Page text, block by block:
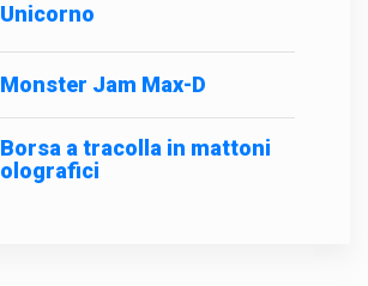
Unicorno
Monster Jam Max-D
Borsa a tracolla in mattoni
olografici